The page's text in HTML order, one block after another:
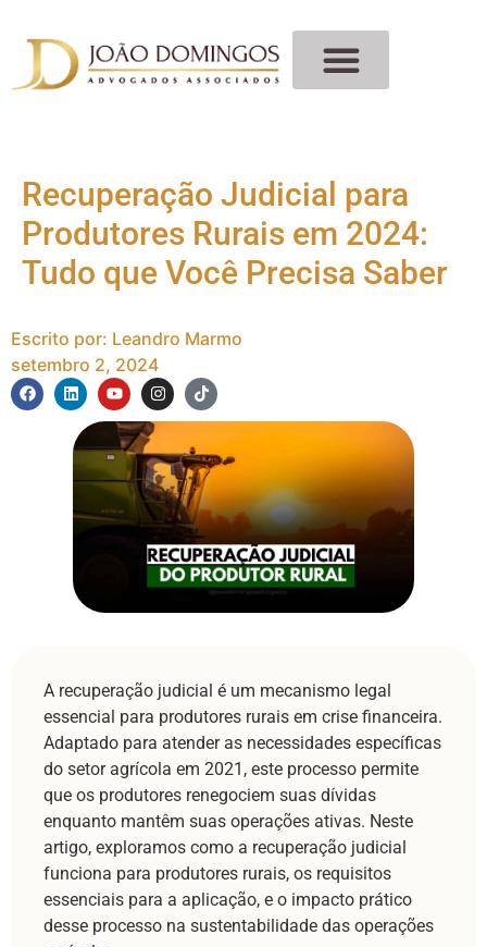
Recuperação Judicial para
Produtores Rurais em 2024:
Tudo que Você Precisa Saber
Escrito por: Leandro Marmo
setembro 2, 2024
A recuperação judicial é um mecanismo legal
essencial para produtores rurais em crise financeira.
Adaptado para atender as necessidades específicas
do setor agrícola em 2021, este processo permite
que os produtores renegociem suas dívidas
enquanto mantêm suas operações ativas. Neste
artigo, exploramos como a recuperação judicial
funciona para produtores rurais, os requisitos
essenciais para a aplicação, e o impacto prático
desse processo na sustentabilidade das operações